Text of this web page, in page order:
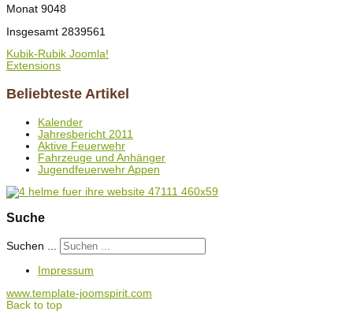
Monat 9048
Insgesamt 2839561
Kubik-Rubik Joomla!
Extensions
Beliebteste Artikel
Kalender
Jahresbericht 2011
Aktive Feuerwehr
Fahrzeuge und Anhänger
Jugendfeuerwehr Appen
Suche
Suchen ...
Impressum
www.template-joomspirit.com
Back to top